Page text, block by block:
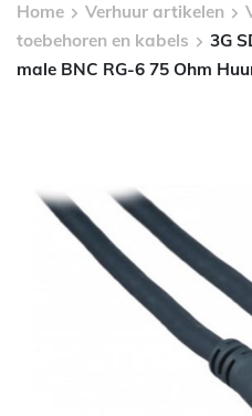
Home Verhuur artikelen
toebehoren en kabels
3G
male BNC RG-6 75 Ohm